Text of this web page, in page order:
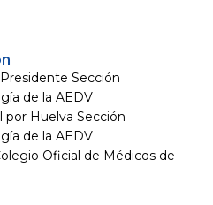
Sección
de la AEDV
por Huelva Sección
de la AEDV
Oficial de Médicos de